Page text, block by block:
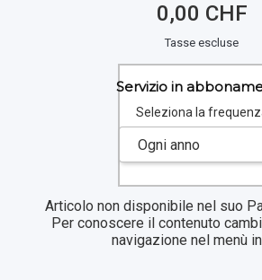
0,00 CHF
Tasse escluse
Servizio in
Seleziona la
Articolo non disponibile nel suo
Per conoscere il contenuto
navigazione nel menù